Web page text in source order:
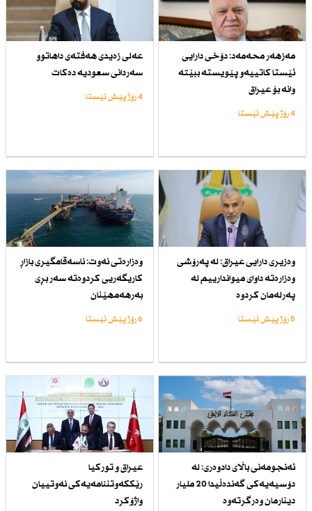
مەزهەر محەمەد: دۆخی دارایی
ئێستا كاتییەو پێویستە ببێتە
وانە بۆ عیراق
4 رۆژ پێش ئێستا
عەلی زەیدی هەفتەی داهاتوو
سەردانی سعودیە دەكات
4 رۆژ پێش ئێستا
وەزیری دارایی عیراق: لە پەرۆشی
وەزارەتە داوای میواندارییم لە
پەرلەمان كردوە
5 رۆژ پێش ئێستا
وەزارەتی نەوت: ناسەقامگیری بازاڕ
كاریگەریی كردوەتە سەر بڕی
بەرهەمهێنان
6 رۆژ پێش ئێستا
ئەنجومەنی باڵای دادوەری: لە
دۆسیەیەكی گەندەڵیدا 20 ملیار
دینارمان وەرگرتەوە
عیراق و توركیا
رێككەوتننامەیەكی نەوتییان
واژۆكرد